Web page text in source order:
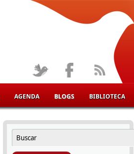
AGENDA BLOGS BIBLIOTECA
FORMULARIO DE BÚSQUEDA
Buscar